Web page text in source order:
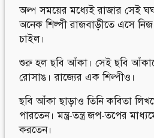
অল্প সময়ের মধ্যেই রাজার সেই
অনেক শিল্পী রাজবাড়ীতে এসে
চাইল।
শুরু হল ছবি আঁকা। সেই ছবি
রোসাঙ। রাজ্যের এক শিল্পীও।
ছবি আঁকা ছাড়াও তিনি কবিতা
পারতেন। মন্ত্র-তন্ত্র জপ-তপের
করতেন।